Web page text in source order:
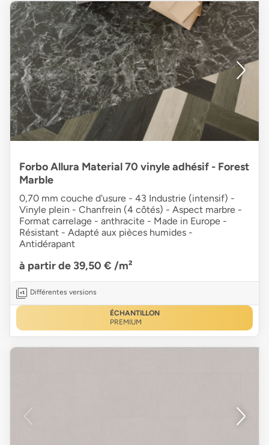
Forbo Allura Material 70 vinyle adhésif - Forest
Marble
0,70 mm couche d'usure - 43 Industrie (intensif) -
Vinyle plein - Chanfrein (4 côtés) - Aspect marbre -
Format carrelage - anthracite - Made in Europe -
Résistant - Adapté aux pièces humides -
Antidérapant
à partir de 39,50 € /m²
Différentes versions
ÉCHANTILLON
PREMIUM